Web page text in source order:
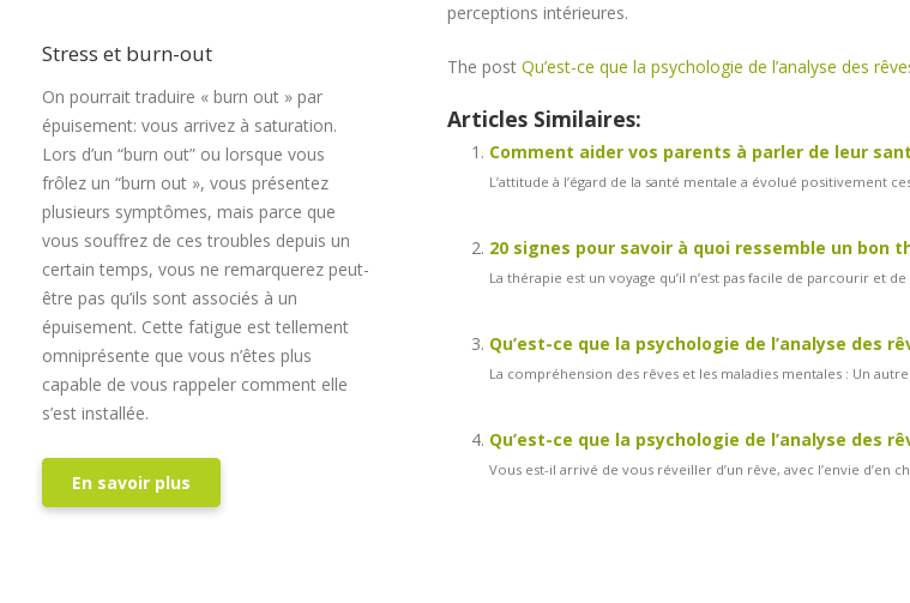
perceptions intérieures.
The post Qu’est-ce que la psychologie de l’analyse des
Articles Similaires:
Comment aider vos parents à parler de leur
L’attitude à l’égard de la santé mentale a évolué positivement
20 signes pour savoir à quoi ressemble un bon
La thérapie est un voyage qu’il n’est pas facile de parcourir et
Qu’est-ce que la psychologie de l’analyse des
La compréhension des rêves et les maladies mentales : Un
Qu’est-ce que la psychologie de l’analyse des
Vous est-il arrivé de vous réveiller d’un rêve, avec l’envie d’en
Stress et burn-out
On pourrait traduire « burn out » par
épuisement: vous arrivez à saturation.
Lors d’un “burn out” ou lorsque vous
frôlez un “burn out », vous présentez
plusieurs symptômes, mais parce que
vous souffrez de ces troubles depuis un
certain temps, vous ne remarquerez peut-
être pas qu’ils sont associés à un
épuisement. Cette fatigue est tellement
omniprésente que vous n’êtes plus
capable de vous rappeler comment elle
s’est installée.
En savoir plus